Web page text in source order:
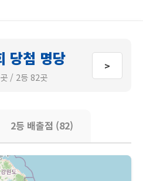
당첨 명당
/ 2등 82곳
>
2등 배출점 (82)